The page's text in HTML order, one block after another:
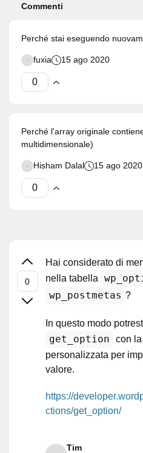
Commenti
Perché stai eseguendo
fuxia 15 ago 2020
Perché l'array originale
multidimensionale)
Hisham Dalal 15 ago 2020
Hai considerato di
nella tabella
wp_postmetas ?
In questo modo
get_option
con
personalizzata per
valore.
https://
ctions/get_option/
Tim